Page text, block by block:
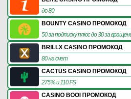
до 80
BOUNTY CASINO ПРОМОКОД
50 за подписку плюс до 30 за
BRILLX CASINO ПРОМОКОД
80 на счет
CACTUS CASINO ПРОМОКОД
275% и 110 FS
CASINO BOOI ПРОМОКОД